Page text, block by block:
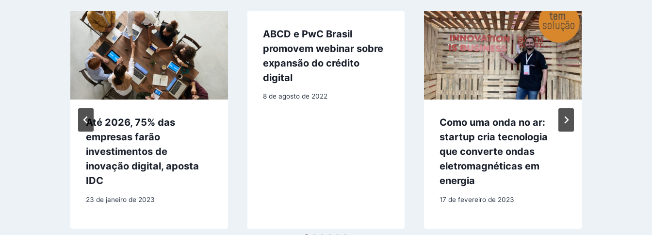
Até 2026, 75% das
empresas farão
investimentos de
inovação digital, aposta
IDC
23 de janeiro de 2023
ABCD e PwC Brasil
promovem webinar sobre
expansão do crédito
digital
8 de agosto de 2022
Como uma onda no ar:
startup cria tecnologia
que converte ondas
eletromagnéticas em
energia
17 de fevereiro de 2023